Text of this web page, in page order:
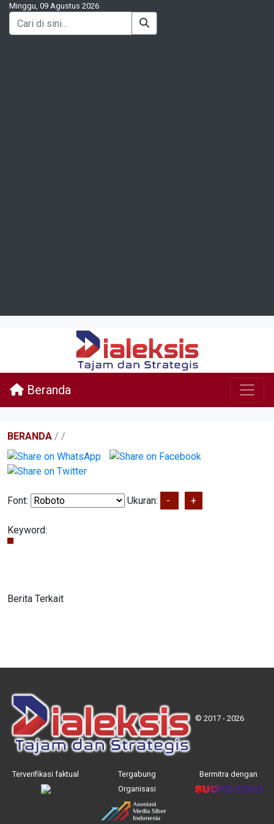
Minggu, 09 Agustus 2026
Beranda
BERANDA / /
Font: Ukuran: - +
Keyword:
Berita Terkait
© 2017 - 2026
Terverifikasi faktual
Tergabung
Organisasi
Bermitra dengan